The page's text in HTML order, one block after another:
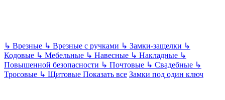
↳ Врезные ↳ Врезные с ручками ↳ Замки-защелки ↳
Кодовые ↳ Мебельные ↳ Навесные ↳ Накладные ↳
Повышенной безопасности ↳ Почтовые ↳ Свадебные ↳
Тросовые ↳ Щитовые Показать все Замки под один ключ